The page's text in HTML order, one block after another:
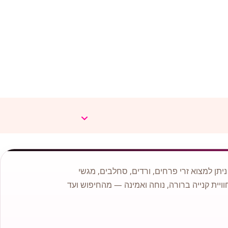
למצוא זרי פרחים, ורדים, סחלבים, מגשי
קנייה ברורה, נוחה ואמינה — מהחיפוש ועד